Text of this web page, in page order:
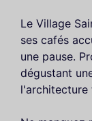
Le Village
ses cafés
une pause.
dégustant
l'architecture